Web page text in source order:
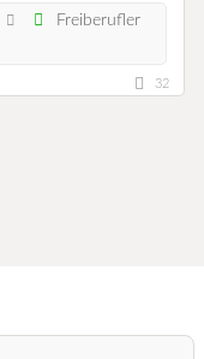
Freiberufler
32